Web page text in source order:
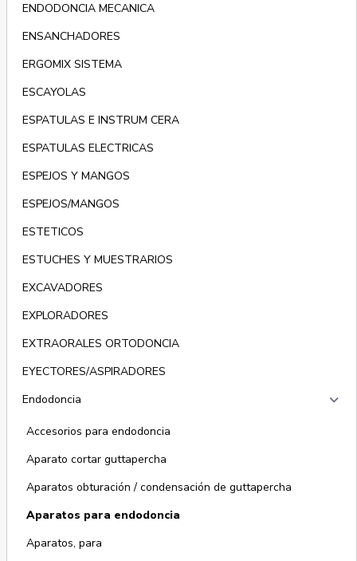
ENDODONCIA MECANICA
ENSANCHADORES
ERGOMIX SISTEMA
ESCAYOLAS
ESPATULAS E INSTRUM CERA
ESPATULAS ELECTRICAS
ESPEJOS Y MANGOS
ESPEJOS/MANGOS
ESTETICOS
ESTUCHES Y MUESTRARIOS
EXCAVADORES
EXPLORADORES
EXTRAORALES ORTODONCIA
EYECTORES/ASPIRADORES
Endodoncia
keyboard_arrow_right
Accesorios para endodoncia
Aparato cortar guttapercha
Aparatos obturación / condensación de guttapercha
Aparatos para endodoncia
Aparatos, para